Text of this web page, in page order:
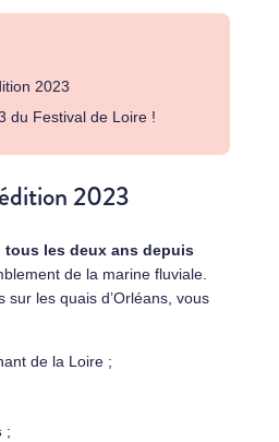
2023
du Festival de Loire !
2023
tous les deux ans depuis
de la marine fluviale.
sur les quais d’Orléans, vous
de la Loire ;
;